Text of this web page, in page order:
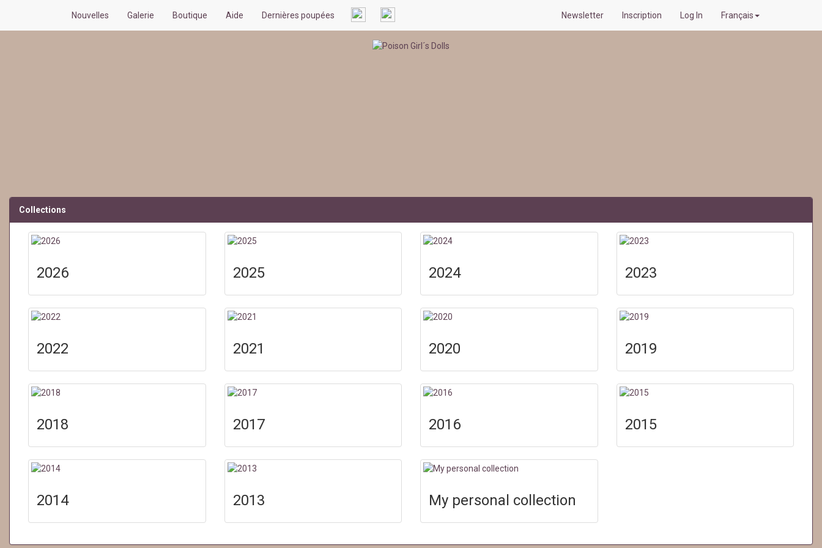
Nouvelles Galerie Boutique Aide Dernières poupées Newsletter Inscription Log In Français
Collections
2026 2025 2024 2023
2022 2021 2020 2019
2018 2017 2016 2015
2014 2013 My personal collection